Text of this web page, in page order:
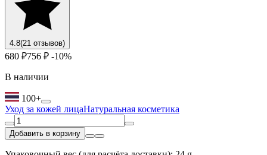
4.8(21 отзывов)
680 ₽756 ₽ -10%
В наличии
100+
Уход за кожей лицаНатуральная косметика
Добавить в корзину